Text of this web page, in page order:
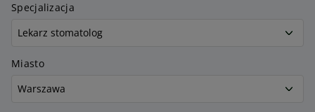
Specjalizacja
Miasto